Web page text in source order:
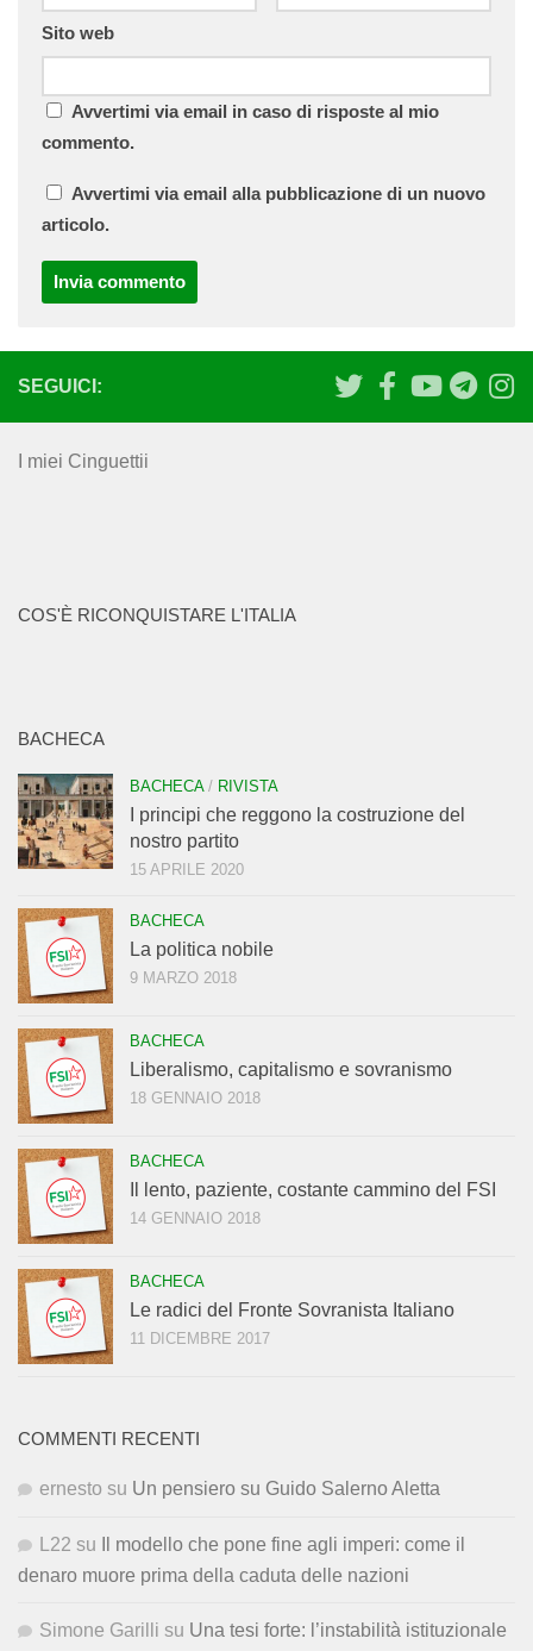
Sito web
Avvertimi via email in caso di risposte al mio
commento.
Avvertimi via email alla pubblicazione di un nuovo
articolo.
SEGUICI:
I miei Cinguettii
COS'È RICONQUISTARE L'ITALIA
BACHECA
BACHECA/ RIVISTA
I principi che reggono la costruzione del
nostro partito
15 APRILE 2020
BACHECA
La politica nobile
9 MARZO 2018
BACHECA
Liberalismo, capitalismo e sovranismo
18 GENNAIO 2018
BACHECA
Il lento, paziente, costante cammino del FSI
14 GENNAIO 2018
BACHECA
Le radici del Fronte Sovranista Italiano
11 DICEMBRE 2017
COMMENTI RECENTI
ernesto su Un pensiero su Guido Salerno Aletta
L22 su
Il modello che pone fine agli imperi: come il
denaro muore prima della caduta delle nazioni
Simone Garilli su Una tesi forte: l’instabilità istituzionale